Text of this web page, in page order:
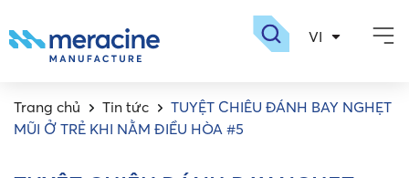
VI
EN
Trang chủ Tin tức
TUYỆT CHIÊU ĐÁNH BAY NGHẸT
MŨI Ở TRẺ KHI NẰM ĐIỀU HÒA #5